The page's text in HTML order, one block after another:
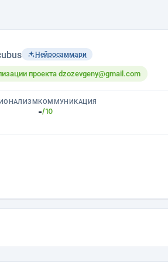
Нейросаммари
проекта dzozevgeny@gmail.com
КОММУНИКАЦИЯ
-/10